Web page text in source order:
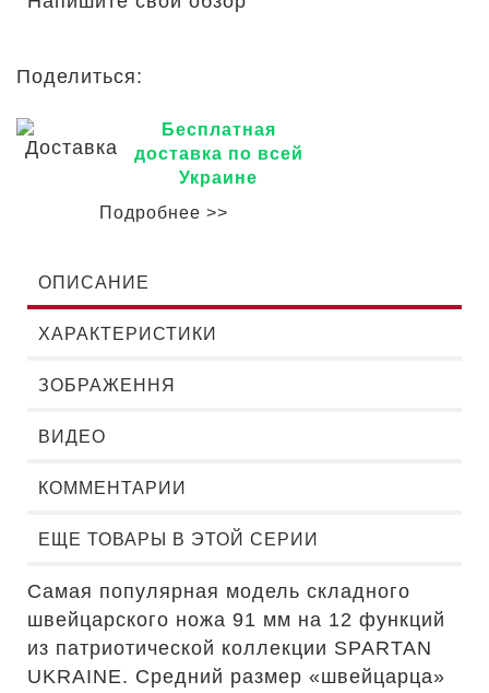
Поделиться:
Бесплатная
доставка по всей
Украине
Подробнее >>
ОПИСАНИЕ
ХАРАКТЕРИСТИКИ
ЗОБРАЖЕННЯ
ВИДЕО
КОММЕНТАРИИ
ЕЩЕ ТОВАРЫ В ЭТОЙ СЕРИИ
Самая популярная модель складного
швейцарского ножа 91 мм на 12 функций
из патриотической коллекции SPARTAN
UKRAINE. Средний размер «швейцарца»